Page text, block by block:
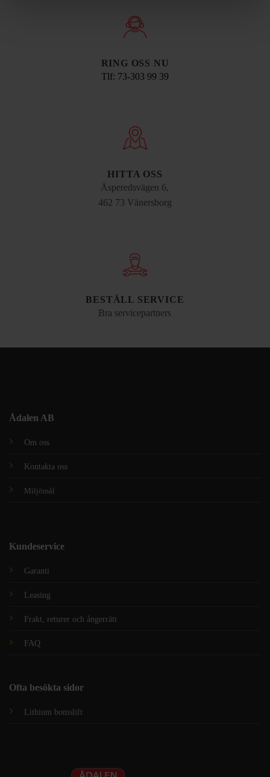
RING OSS NU
Tlf: 73-303 99 39
HITTA OSS
Äsperedsvägen 6,
462 73 Vänersborg
BESTÄLL SERVICE
Bra servicepartners
Ådalen AB
Om oss
Kontakta oss
Miljömål
Kundeservice
Garanti
Leasing
Frakt, returer och ångerrätt
FAQ
Ofta besökta sidor
Lithium bomslift